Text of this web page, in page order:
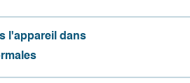
l'appareil dans